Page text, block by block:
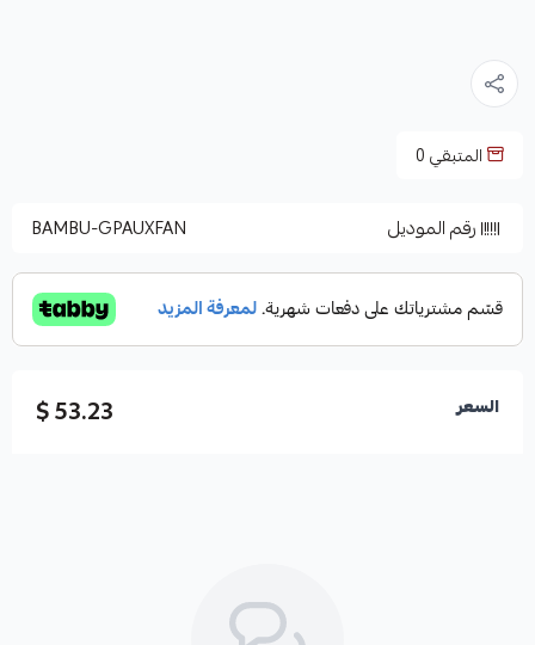
المتبقي0
رقم الموديل BAMBU-GPAUXFAN
السعر 53.23 $